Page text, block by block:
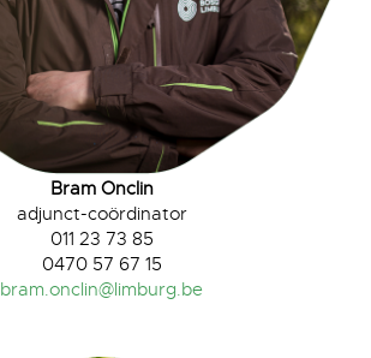
Bram Onclin
adjunct-coördinator
011 23 73 85
0470 57 67 15
bram.onclin@limburg.be